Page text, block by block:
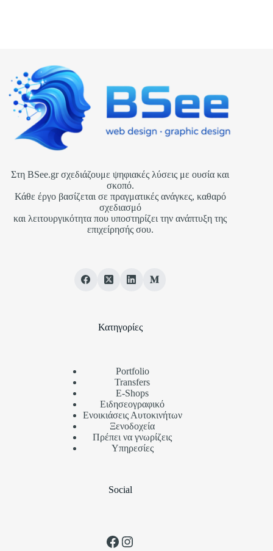
Στη BSee.gr σχεδιάζουμε ψηφιακές λύσεις με ουσία και
σκοπό.
Κάθε έργο βασίζεται σε πραγματικές ανάγκες, καθαρό
σχεδιασμό
και λειτουργικότητα που υποστηρίζει την ανάπτυξη της
επιχείρησής σου.
Κατηγορίες
Portfolio
Transfers
Ε-Shops
Ειδησεογραφικό
Ενοικιάσεις Αυτοκινήτων
Ξενοδοχεία
Πρέπει να γνωρίζεις
Υπηρεσίες
Social
Facebook
Instagram